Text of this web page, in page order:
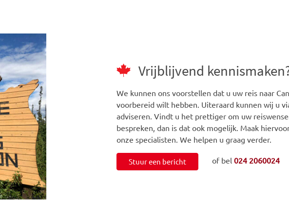
Vrijblijvend
We kunnen ons voorstellen dat u uw reis naar
voorbereid wilt hebben. Uiteraard kunnen wij u
adviseren. Vindt u het prettiger om uw
bespreken, dan is dat ook mogelijk. Maak
onze specialisten. We helpen u graag verder.
Stuur een bericht of bel 024 2060024